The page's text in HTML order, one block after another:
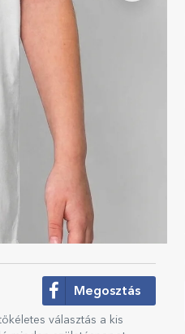
Megosztás
választás a kis